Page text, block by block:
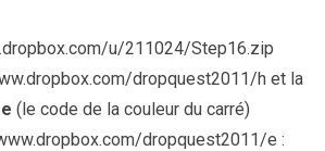
u/211024/Step16.zip
dropquest2011/h et la
(le code de la couleur du carré)
dropquest2011/e :